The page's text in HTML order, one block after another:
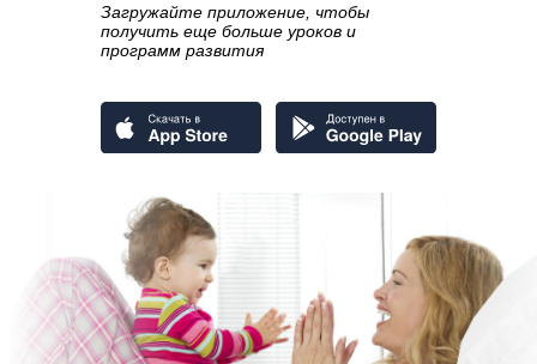
Загружайте приложение, чтобы
получить еще больше уроков и
программ развития